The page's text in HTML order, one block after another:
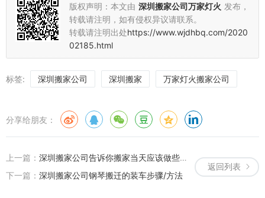
版权声明：本文由 深圳搬家公司万家灯火 发布，
转载请注明，如有侵权异议请联系。
转载请注明出处https://www.wjdhbq.com/2020
02185.html
标签: 深圳搬家公司 深圳搬家 万家灯火搬家公司
分享给朋友：
返回列表
上一篇： 深圳搬家公司告诉你搬家当天应该做些什么？
下一篇： 深圳搬家公司钢琴搬迁的装车步骤/方法